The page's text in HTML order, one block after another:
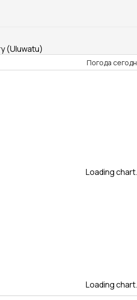
(Uluwatu)
Погода
Loading
Loading